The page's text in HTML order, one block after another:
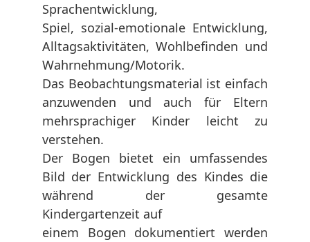
Sprachentwicklung,
Spiel, sozial-emotionale Entwicklung,
Alltagsaktivitäten, Wohlbefinden und
Wahrnehmung/Motorik.
Das Beobachtungsmaterial ist einfach
anzuwenden und auch für Eltern
mehrsprachiger Kinder leicht zu
verstehen.
Der Bogen bietet ein umfassendes
Bild der Entwicklung des Kindes die
während der gesamte
Kindergartenzeit auf
einem Bogen dokumentiert werden